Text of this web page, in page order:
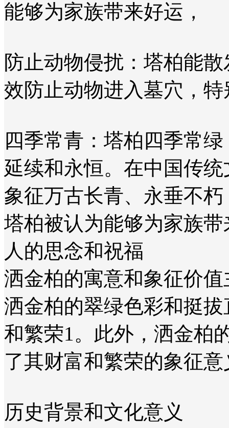
能够为家族带来好运‌，
防止动物侵扰‌：塔柏能
效防止动物进入墓穴，
四季常青‌：塔柏四季常
延续和永恒。在中国传
象征万古长青、永垂不朽‌
塔柏被认为能够为家族
人的思念和祝福‌
洒金柏的寓意和象征价
洒金柏的翠绿色彩和挺
和繁荣‌1。此外，洒金柏
了其财富和繁荣的象征意
历史背景和文化意义